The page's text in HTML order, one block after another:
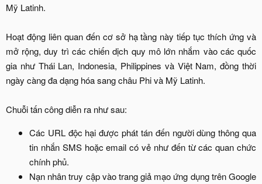
Mỹ Latinh.
Hoạt động liên quan đến cơ sở hạ tầng này tiếp tục thích ứng và
mở rộng, duy trì các chiến dịch quy mô lớn nhắm vào các quốc
gia như Thái Lan, Indonesia, Philippines và Việt Nam, đồng thời
ngày càng đa dạng hóa sang châu Phi và Mỹ Latinh.
Chuỗi tấn công diễn ra như sau:​
Các URL độc hại được phát tán đến người dùng thông qua
tin nhắn SMS hoặc email có vẻ như đến từ các quan chức
chính phủ.​
Nạn nhân truy cập vào trang giả mạo ứng dụng trên Google